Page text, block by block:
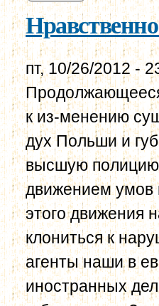
пт, 10/26/2012 -
к из-менению
дух Польши и
высшую полицию
движением умов
этого движения
клониться к
агенты наши в
иностранных